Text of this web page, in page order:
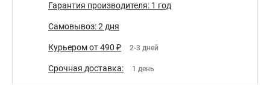
Гарантия производителя: 1 год
Самовывоз: 2 дня
Курьером от 490 ₽ 2-3 дней
Срочная доставка: 1 день